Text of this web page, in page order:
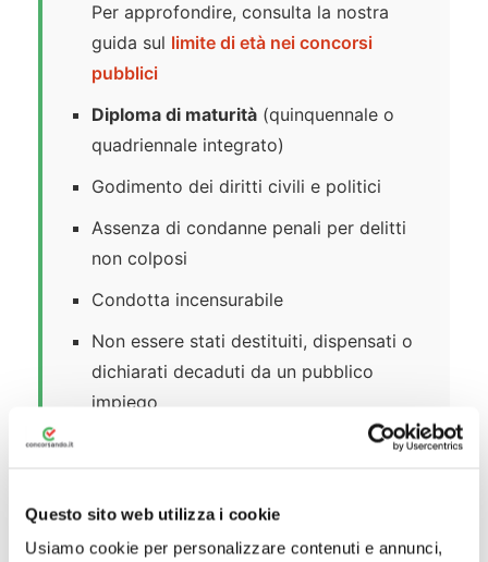
Questo sito web utilizza i cookie
Usiamo cookie per personalizzare contenuti e annunci,
Per approfondire, consulta la nostra
guida sul limite di età nei concorsi
pubblici
Diploma di maturità (quinquennale o
quadriennale integrato)
Godimento dei diritti civili e politici
Assenza di condanne penali per delitti
non colposi
Condotta incensurabile
Non essere stati destituiti, dispensati o
dichiarati decaduti da un pubblico
impiego
Non essere stati sottoposti a misure di
Consenso dei genitori se minorenni